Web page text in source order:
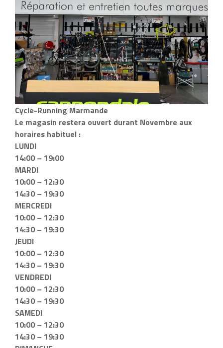
Cycle-Running Marmande
Le magasin restera ouvert durant Novembre aux
horaires habituel :
LUNDI
14:00 – 19:00
MARDI
10:00 – 12:30
14:30 – 19:30
MERCREDI
10:00 – 12:30
14:30 – 19:30
JEUDI
10:00 – 12:30
14:30 – 19:30
VENDREDI
10:00 – 12:30
14:30 – 19:30
SAMEDI
10:00 – 12:30
14:30 – 19:30